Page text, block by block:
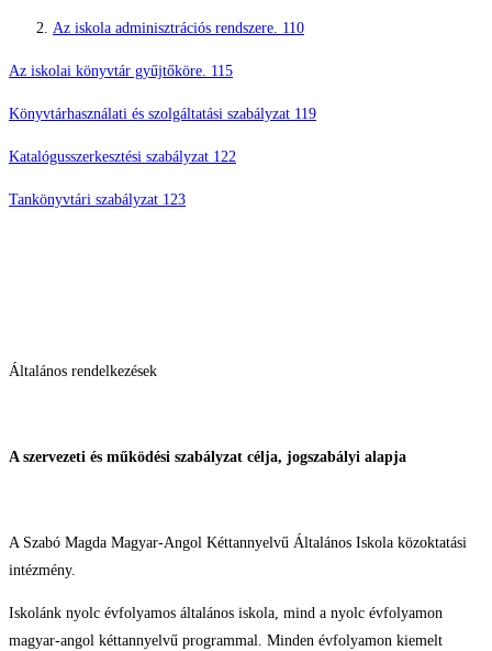
Az iskola adminisztrációs rendszere. 110
Az iskolai könyvtár gyűjtőköre. 115
Könyvtárhasználati és szolgáltatási szabályzat 119
Katalógusszerkesztési szabályzat 122
Tankönyvtári szabályzat 123
Általános rendelkezések
A szervezeti és működési szabályzat célja, jogszabályi alapja
A Szabó Magda Magyar-Angol Kéttannyelvű Általános Iskola közoktatási
intézmény.
Iskolánk nyolc évfolyamos általános iskola, mind a nyolc évfolyamon
magyar-angol kéttannyelvű programmal. Minden évfolyamon kiemelt